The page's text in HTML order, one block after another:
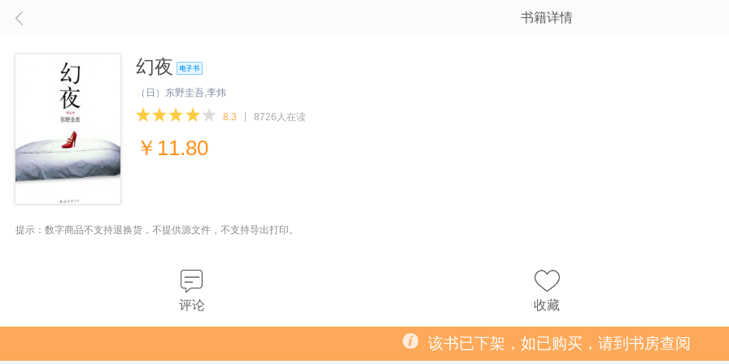
书籍详情
幻夜
（日）东野圭吾,李炜
8.3 8726人在读
￥ 11.80
提示：数字商品不支持退换货，不提供源文件，不支持导出打印。
评论 收藏
该书已下架，如已购买，请到书房查阅